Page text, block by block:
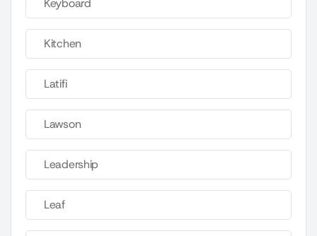
Keyboard
Kitchen
Latifi
Lawson
Leadership
Leaf